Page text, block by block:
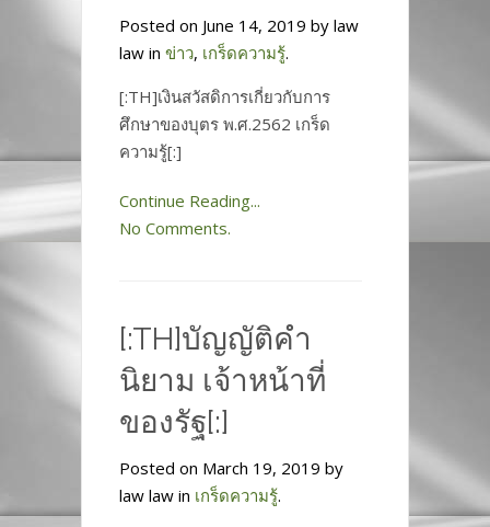
Posted on June 14, 2019 by law
law in ข่าว, เกร็ดความรู้.
[:TH]เงินสวัสดิการเกี่ยวกับการ
ศึกษาของบุตร พ.ศ.2562 เกร็ด
ความรู้[:]
Continue Reading...
No Comments.
[:TH]บัญญัติคำ
นิยาม เจ้าหน้าที่
ของรัฐ[:]
Posted on March 19, 2019 by
law law in เกร็ดความรู้.